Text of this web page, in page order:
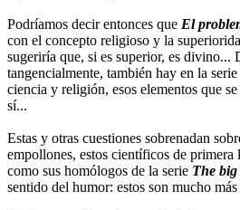
Podríamos decir entonces que El
con el concepto religioso y la
sugeriría que, si es superior, es divino...
tangencialmente, también hay en la
ciencia y religión, esos elementos que
sí...
Estas y otras cuestiones sobrenadan
empollones, estos científicos de primera
como sus homólogos de la serie The
sentido del humor: estos son mucho